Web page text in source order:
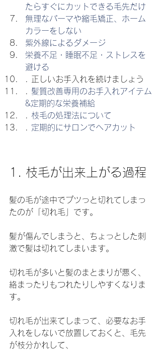
たらすぐにカットできる毛先だけ
無理なパーマや縮毛矯正、ホーム
カラーをしない
紫外線によるダメージ
栄養不足・睡眠不足・ストレスを
避ける
. 正しいお手入れを続けましょう
髪質改善専用のお手入れアイテム
&定期的な栄養補給
枝毛の処理法について
定期的にサロンでヘアカット
1. 枝毛が出来上がる過程
髪の毛が途中でプツっと切れてしまっ
たのが「切れ毛」です。
髪が傷んでしまうと、ちょっとした刺
激で髪は切れてしまいます。
切れ毛が多いと髪のまとまりが悪く、
絡まったりもつれたりしやすくなりま
す。
切れ毛が出来てしまって、必要なお手
入れをしないで放置しておくと、毛先
が枝分かれして、